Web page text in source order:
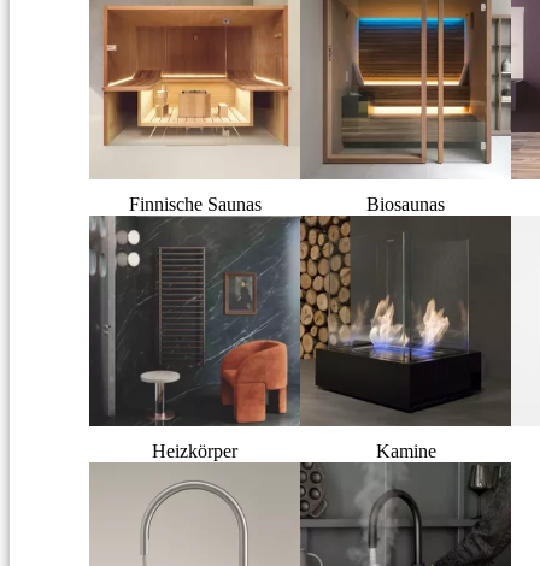
Finnische Saunas Biosaunas
Heizkörper Kamine